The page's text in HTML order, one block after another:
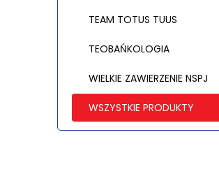
TEAM TOTUS TUUS
TEOBAŃKOLOGIA
WIELKIE ZAWIERZENIE NSPJ
WSZYSTKIE PRODUKTY